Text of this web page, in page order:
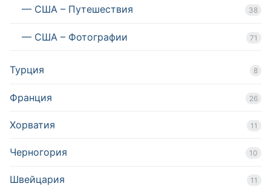
— США – Путешествия 38
— США – Фотографии 71
Турция 8
Франция 26
Хорватия 11
Черногория 10
Швейцария 11